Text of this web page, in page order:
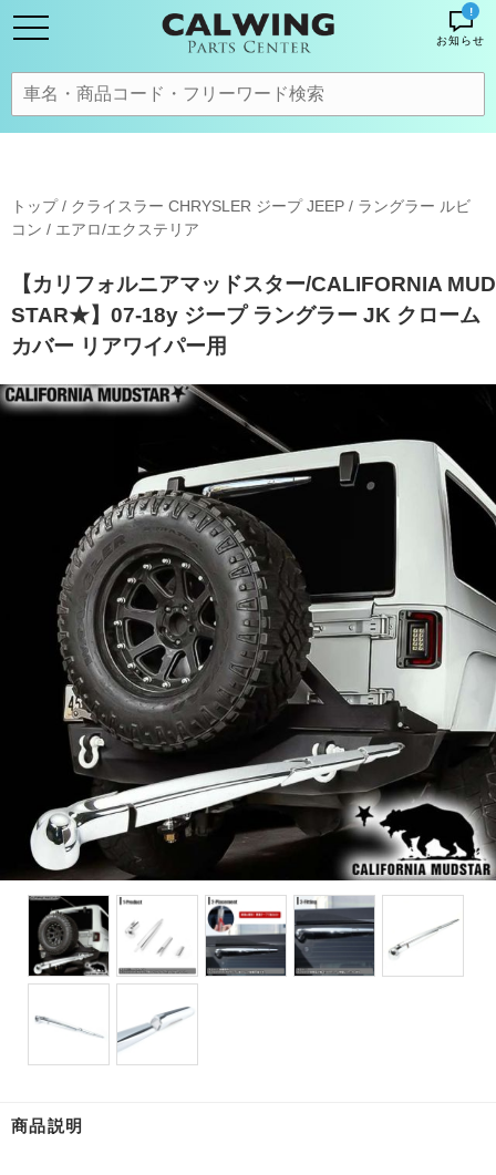
!
お知らせ
トップ/ クライスラー CHRYSLER ジープ JEEP / ラングラー ルビ
コン / エアロ/エクステリア
【カリフォルニアマッドスター/CALIFORNIA MUD
STAR★】07-18y ジープ ラングラー JK クローム
カバー リアワイパー用
商品説明